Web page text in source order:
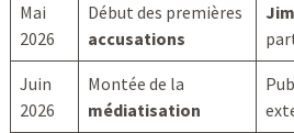
Mai
2026
Début des premières
accusations
Juin
2026
Montée de la
médiatisation